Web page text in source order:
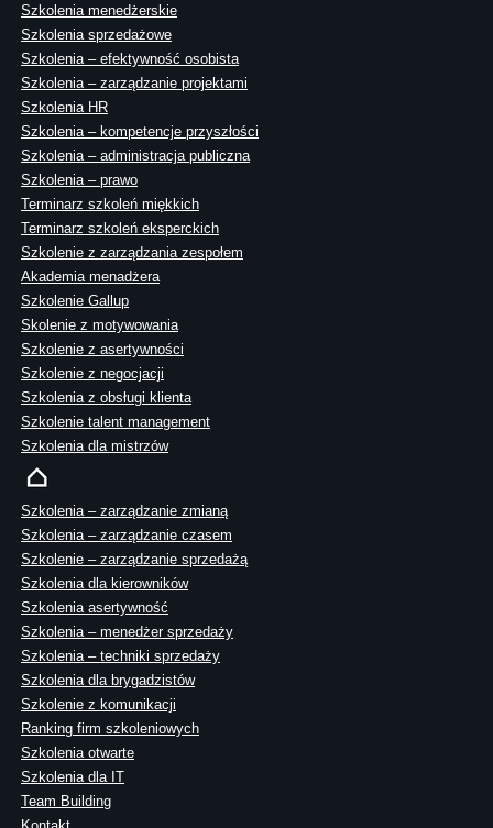
Szkolenia menedżerskie
Szkolenia sprzedażowe
Szkolenia – efektywność osobista
Szkolenia – zarządzanie projektami
Szkolenia HR
Szkolenia – kompetencje przyszłości
Szkolenia – administracja publiczna
Szkolenia – prawo
Terminarz szkoleń miękkich
Terminarz szkoleń eksperckich
Szkolenie z zarządzania zespołem
Akademia menadżera
Szkolenie Gallup
Skolenie z motywowania
Szkolenie z asertywności
Szkolenie z negocjacji
Szkolenia z obsługi klienta
Szkolenie talent management
Szkolenia dla mistrzów
Szkolenia – zarządzanie zmianą
Szkolenia – zarządzanie czasem
Szkolenie – zarządzanie sprzedażą
Szkolenia dla kierowników
Szkolenia asertywność
Szkolenia – menedżer sprzedaży
Szkolenia – techniki sprzedaży
Szkolenia dla brygadzistów
Szkolenie z komunikacji
Ranking firm szkoleniowych
Szkolenia otwarte
Szkolenia dla IT
Team Building